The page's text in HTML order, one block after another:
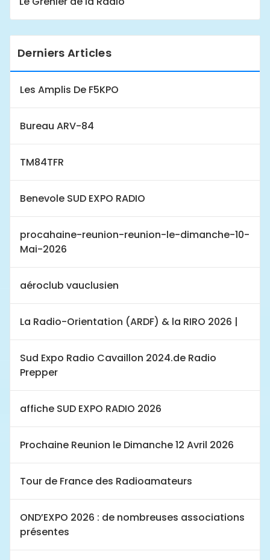
Derniers Articles
Les Amplis De F5KPO
Bureau ARV-84
TM84TFR
Benevole SUD EXPO RADIO
procahaine-reunion-reunion-le-dimanche-10-
Mai-2026
aéroclub vauclusien
La Radio-Orientation (ARDF) & la RIRO 2026 |
Sud Expo Radio Cavaillon 2024.de Radio
Prepper
affiche SUD EXPO RADIO 2026
Prochaine Reunion le Dimanche 12 Avril 2026
Tour de France des Radioamateurs
OND’EXPO 2026 : de nombreuses associations
présentes